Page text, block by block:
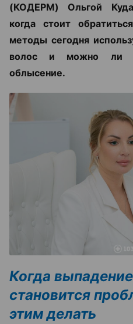
(КОДЕРМ) Ольгой
когда стоит
методы сегодня
волос и можно ли
облысение.
Когда
становится
этим делать